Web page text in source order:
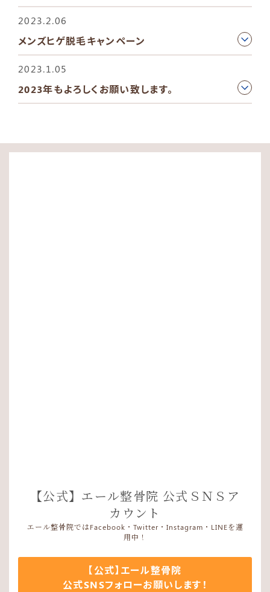
2023.2.06
メンズヒゲ脱毛キャンペーン
2023.1.05
2023年もよろしくお願い致します。
【公式】エール整骨院 公式ＳＮＳア
カウント
エール整骨院ではFacebook・Twitter・Instagram・LINEを運
用中！
【公式】エール整骨院
公式SNSフォローお願いします！